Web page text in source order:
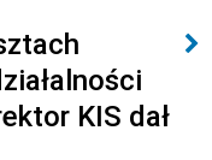
KIS dał